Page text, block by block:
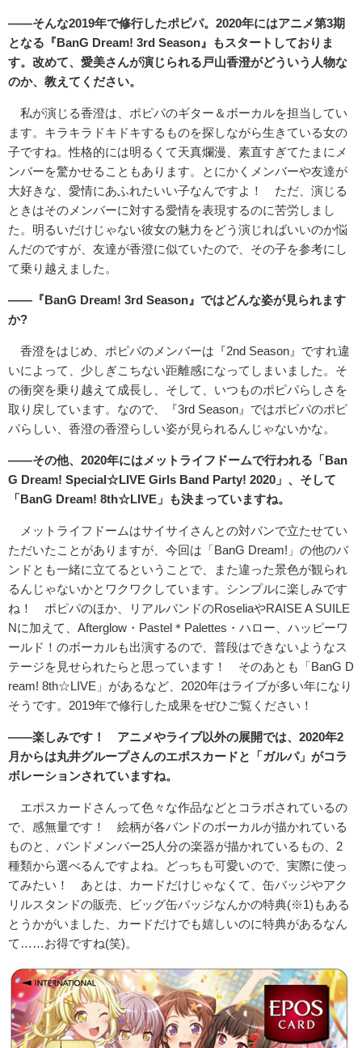
――そんな2019年で修行したポピパ。2020年にはアニメ第3期
となる『BanG Dream! 3rd Season』もスタートしておりま
す。改めて、愛美さんが演じられる戸山香澄がどういう人物な
のか、教えてください。
私が演じる香澄は、ポピパのギター＆ボーカルを担当してい
ます。キラキラドキドキするものを探しながら生きている女の
子ですね。性格的には明るくて天真爛漫、素直すぎてたまにメ
ンバーを驚かせることもあります。とにかくメンバーや友達が
大好きな、愛情にあふれたいい子なんですよ！ ただ、演じる
ときはそのメンバーに対する愛情を表現するのに苦労しまし
た。明るいだけじゃない彼女の魅力をどう演じればいいのか悩
んだのですが、友達が香澄に似ていたので、その子を参考にし
て乗り越えました。
――『BanG Dream! 3rd Season』ではどんな姿が見られます
か?
香澄をはじめ、ポピパのメンバーは『2nd Season』ですれ違
いによって、少しぎこちない距離感になってしまいました。そ
の衝突を乗り越えて成長し、そして、いつものポピパらしさを
取り戻しています。なので、『3rd Season』ではポピパのポピ
パらしい、香澄の香澄らしい姿が見られるんじゃないかな。
――その他、2020年にはメットライフドームで行われる「Ban
G Dream! Special☆LIVE Girls Band Party! 2020」、そして
「BanG Dream! 8th☆LIVE」も決まっていますね。
メットライフドームはサイサイさんとの対バンで立たせてい
ただいたことがありますが、今回は「BanG Dream!」の他のバ
ンドとも一緒に立てるということで、また違った景色が観られ
るんじゃないかとワクワクしています。シンプルに楽しみです
ね！ ポピパのほか、リアルバンドのRoseliaやRAISE A SUILE
Nに加えて、Afterglow・Pastel＊Palettes・ハロー、ハッピーワ
ールド！のボーカルも出演するので、普段はできないようなス
テージを見せられたらと思っています！ そのあとも「BanG D
ream! 8th☆LIVE」があるなど、2020年はライブが多い年になり
そうです。2019年で修行した成果をぜひご覧ください！
――楽しみです！ アニメやライブ以外の展開では、2020年2
月からは丸井グループさんのエポスカードと「ガルパ」がコラ
ボレーションされていますね。
エポスカードさんって色々な作品などとコラボされているの
で、感無量です！ 絵柄が各バンドのボーカルが描かれている
ものと、バンドメンバー25人分の楽器が描かれているもの、2
種類から選べるんですよね。どっちも可愛いので、実際に使っ
てみたい！ あとは、カードだけじゃなくて、缶バッジやアク
リルスタンドの販売、ビッグ缶バッジなんかの特典(※1)もある
とうかがいました、カードだけでも嬉しいのに特典があるなん
て……お得ですね(笑)。